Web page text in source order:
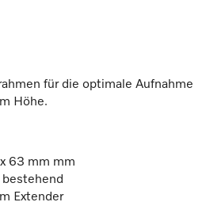
für die optimale Aufnahme
Höhe.
63 mm mm
bestehend
Extender